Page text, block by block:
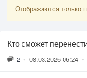
Отображаются только
Кто сможет
2 • 08.03.2026 06:24 •